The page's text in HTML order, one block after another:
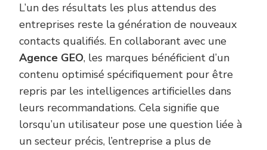
L’un des résultats les plus attendus des
entreprises reste la génération de nouveaux
contacts qualifiés. En collaborant avec une
Agence GEO, les marques bénéficient d’un
contenu optimisé spécifiquement pour être
repris par les intelligences artificielles dans
leurs recommandations. Cela signifie que
lorsqu’un utilisateur pose une question liée à
un secteur précis, l’entreprise a plus de